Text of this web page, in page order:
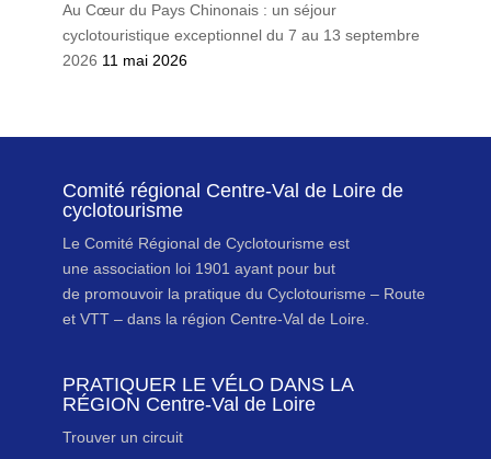
Au Cœur du Pays Chinonais : un séjour
cyclotouristique exceptionnel du 7 au 13 septembre
2026 11 mai 2026
Comité régional Centre-Val de Loire de
cyclotourisme
Le Comité Régional de Cyclotourisme est
une association loi 1901 ayant pour but
de promouvoir la pratique du Cyclotourisme – Route
et VTT – dans la région Centre-Val de Loire.
PRATIQUER LE VÉLO DANS LA
RÉGION Centre-Val de Loire
Trouver un circuit